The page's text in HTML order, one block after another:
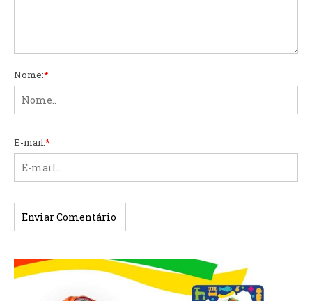
Nome:*
E-mail:*